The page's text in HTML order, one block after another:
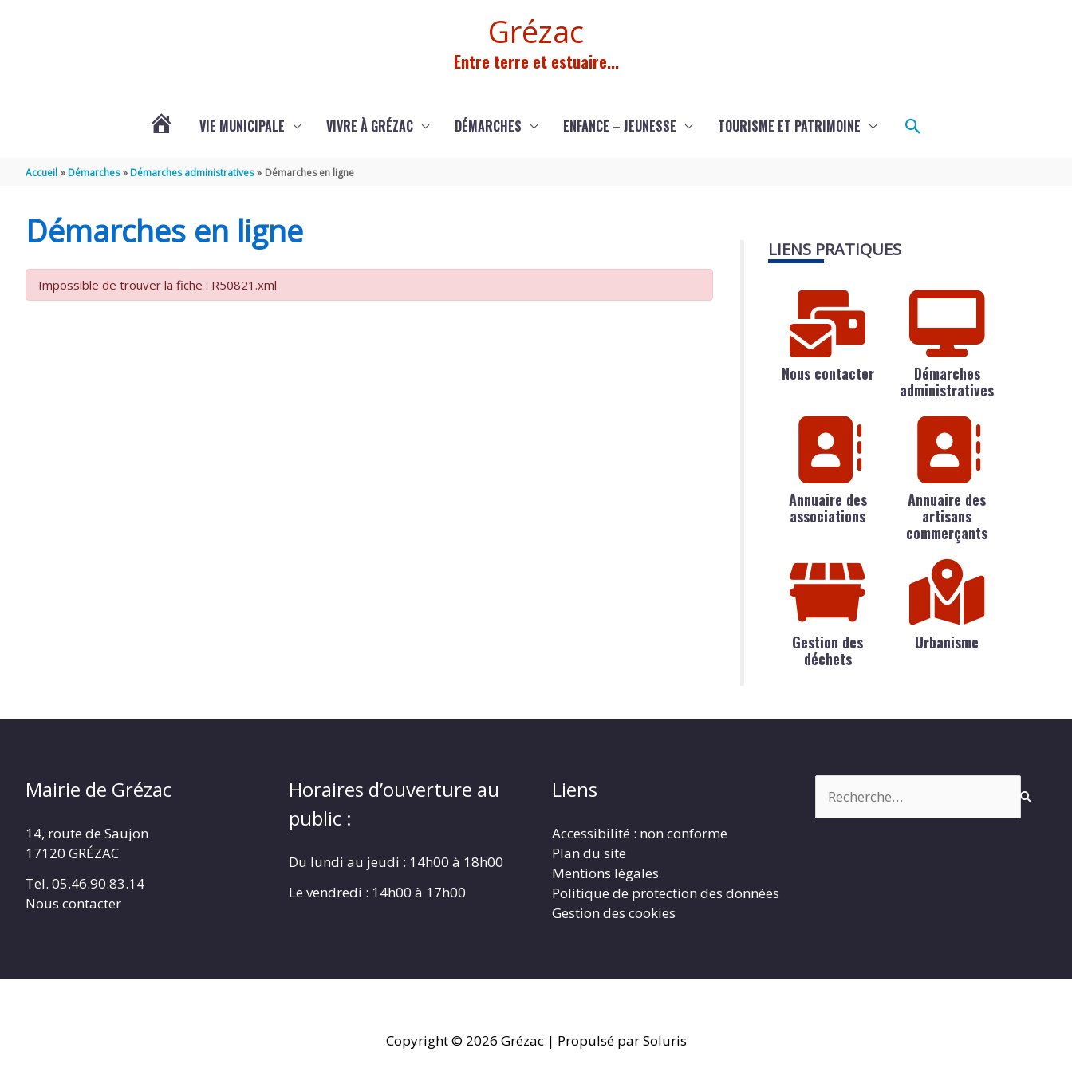
Grézac
Entre terre et estuaire...
VIE MUNICIPALE VIVRE À GRÉZAC DÉMARCHES ENFANCE – JEUNESSE TOURISME ET PATRIMOINE Rechercher
Accueil Démarches Démarches administratives Démarches en ligne
Démarches en ligne
Impossible de trouver la fiche : R50821.xml
LIENS PRATIQUES
Nous contacter
Démarches
administratives
Annuaire des
associations
Annuaire des
artisans
commerçants
Gestion des
déchets
Urbanisme
Mairie de Grézac
14, route de Saujon
17120 GRÉZAC
Tel. 05.46.90.83.14
Nous contacter
Horaires d’ouverture au
public :
Du lundi au jeudi : 14h00 à 18h00
Le vendredi : 14h00 à 17h00
Liens
Accessibilité : non conforme
Plan du site
Mentions légales
Politique de protection des données
Gestion des cookies
Copyright © 2026 Grézac| Propulsé par Soluris